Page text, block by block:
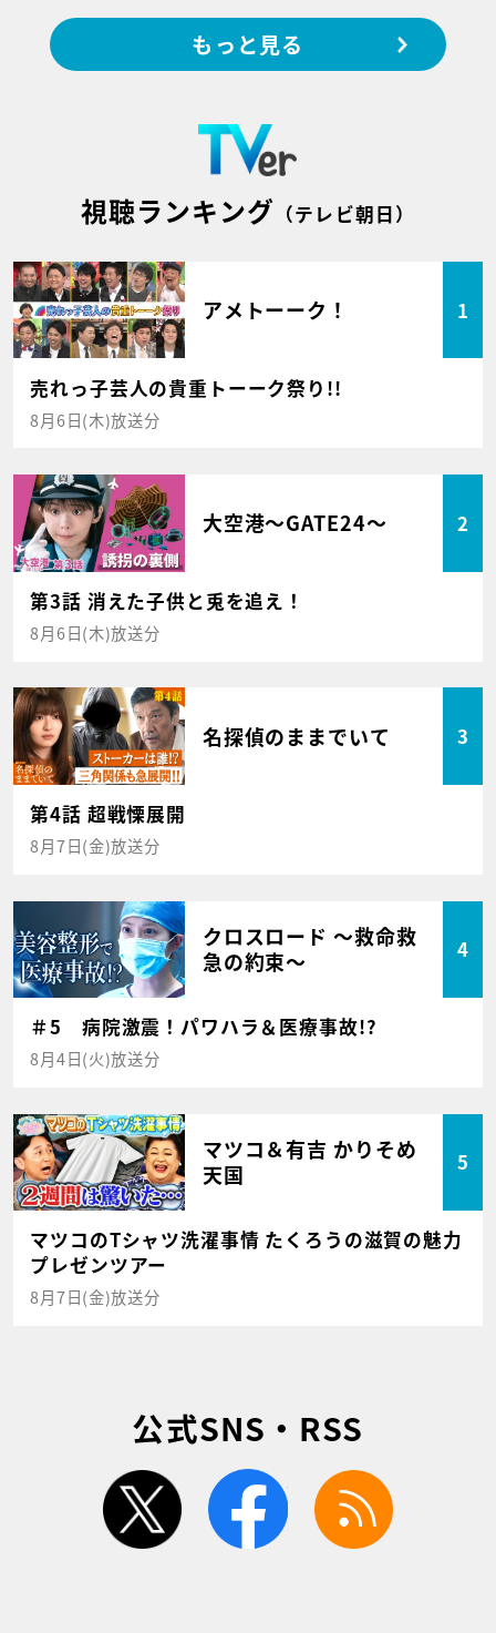
もっと見る
視聴ランキング （テレビ朝日）
アメトーーク！ 1
売れっ子芸人の貴重トーーク祭り!!
8月6日(木)放送分
大空港～GATE24～ 2
第3話 消えた子供と兎を追え！
8月6日(木)放送分
名探偵のままでいて 3
第4話 超戦慄展開
8月7日(金)放送分
クロスロード ～救命救
急の約束～
4
＃5 病院激震！パワハラ＆医療事故!?
8月4日(火)放送分
マツコ＆有吉 かりそめ
天国
5
マツコのTシャツ洗濯事情 たくろうの滋賀の魅力
プレゼンツアー
8月7日(金)放送分
公式SNS・RSS
twitter facebook